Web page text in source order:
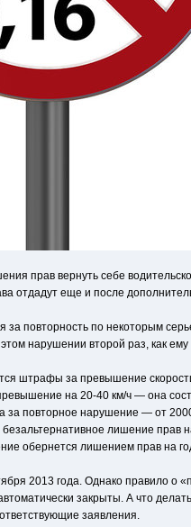
прав вернуть себе
отдадут еще и после
за повторность по некоторым
нарушении второй раз, как
штрафы за превышение
на 20-40 км/ч — она
за повторное нарушение — от
лишение
обернется лишением прав на
2013 года. Однако правило
закрыты. А что
заявления.